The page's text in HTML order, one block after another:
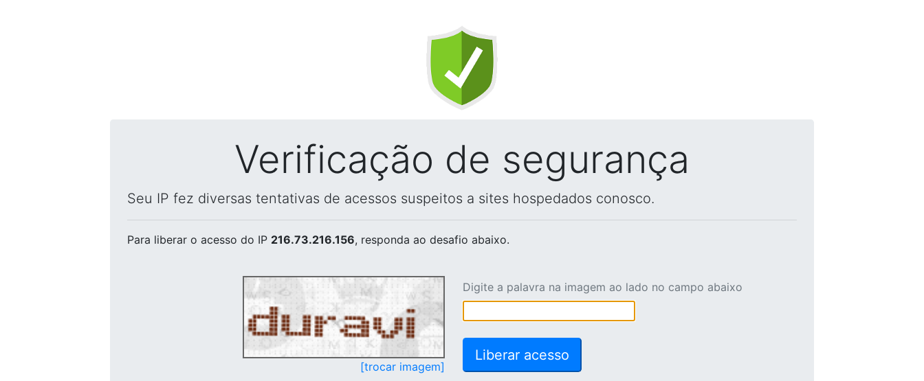
Verificação de segurança
Seu IP fez diversas tentativas de acessos suspeitos a sites hospedados conosco.
Para liberar o acesso do IP 216.73.216.156, responda ao desafio abaixo.
[trocar imagem]
Digite a palavra na imagem ao lado no campo abaixo